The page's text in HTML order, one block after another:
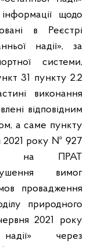
щодо
в Реєстрі
надії», за
системи,
31 пункту 2.2
виконання
відповідним
а саме пункту
2021 року № 927
на ПРАТ
вимог
провадження
природного
2021 року
надії» через